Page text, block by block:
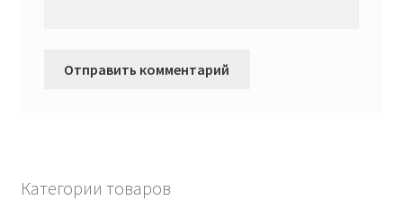
Категории товаров